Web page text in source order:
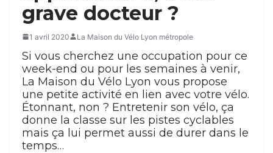
grave docteur ?
1 avril 2020 La Maison du Vélo Lyon métropole
Si vous cherchez une occupation pour ce
week-end ou pour les semaines à venir,
La Maison du Vélo Lyon vous propose
une petite activité en lien avec votre vélo.
Étonnant, non ? Entretenir son vélo, ça
donne la classe sur les pistes cyclables
mais ça lui permet aussi de durer dans le
temps…